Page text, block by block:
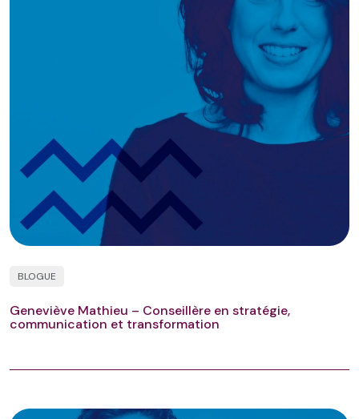
BLOGUE
Geneviève Mathieu – Conseillère en stratégie,
communication et transformation